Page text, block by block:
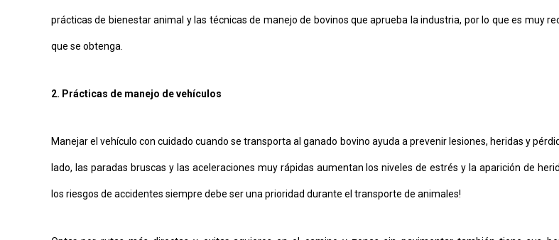
prácticas de bienestar animal y las técnicas de manejo de bovinos que aprueba la industria, por lo que es muy
que se obtenga.
2. Prácticas de manejo de vehículos
Manejar el vehículo con cuidado cuando se transporta al ganado bovino ayuda a prevenir lesiones, heridas y
lado, las paradas bruscas y las aceleraciones muy rápidas aumentan los niveles de estrés y la aparición de
los riesgos de accidentes siempre debe ser una prioridad durante el transporte de animales!